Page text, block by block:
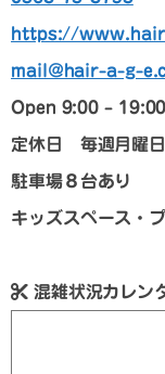
https://
mail@hair-a-g-
Open 9:00 –
定休日 毎週月曜
駐車場８台あり
キッズスペース・
混雑状況カレン